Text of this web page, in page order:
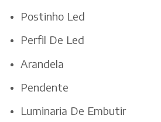
Postinho Led
Perfil De Led
Arandela
Pendente
Luminaria De Embutir